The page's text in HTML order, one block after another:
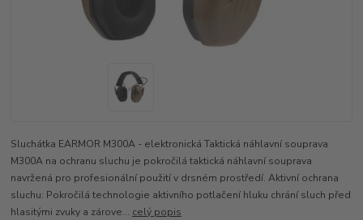
Sluchátka EARMOR M300A - elektronická Taktická náhlavní souprava
M300A na ochranu sluchu je pokročilá taktická náhlavní souprava
navržená pro profesionální použití v drsném prostředí. Aktivní ochrana
sluchu: Pokročilá technologie aktivního potlačení hluku chrání sluch před
hlasitými zvuky a zárove... celý popis